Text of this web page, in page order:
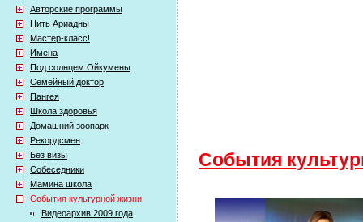
Авторские программы
Нить Ариадны
Мастер-класс!
Имена
Под солнцем Ойкумены
Семейный доктор
Пангея
Школа здоровья
Домашний зоопарк
Рекордсмен
Без визы
Собеседники
Мамина школа
События культурной жизни
Видеоархив 2009 года
События